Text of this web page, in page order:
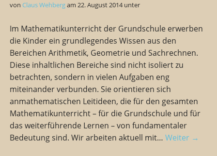
von Claus Wehbergam 22. August 2014unter
Im Mathematikunterricht der Grundschule erwerben
die Kinder ein grundlegendes Wissen aus den
Bereichen Arithmetik, Geometrie und Sachrechnen.
Diese inhaltlichen Bereiche sind nicht isoliert zu
betrachten, sondern in vielen Aufgaben eng
miteinander verbunden. Sie orientieren sich
anmathematischen Leitideen, die für den gesamten
Mathematikunterricht – für die Grundschule und für
das weiterführende Lernen – von fundamentaler
Bedeutung sind. Wir arbeiten aktuell mit… Weiter →